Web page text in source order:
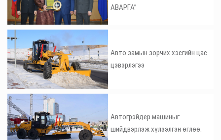
АВАРГА”
Авто замын зорчих хэсгийн цас
цэвэрлэгээ
Автогрэйдер машиныг
шийдвэрлэж хүлээлгэн өглөө.